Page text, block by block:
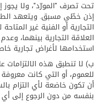
تحت تصرف "المورّد"، ولا
إذن خطّي مسبق. ويتعهد
التجارية أو الفنية غير
العلاقة التجارية بينهما،
استخدامها لأغراض تجارية
ب) لا تنطبق هذه الالتزامات
للعموم، أو التي كانت
أن تكون خاضعة لأي التزام
بنفسه من دون الرجوع إلى